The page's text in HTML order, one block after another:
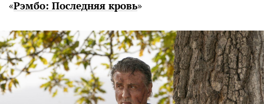
«Рэмбо: Последняя кровь»